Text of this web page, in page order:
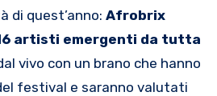
di quest’anno: Afrobrix
artisti emergenti da tutta
vivo con un brano che hanno
festival e saranno valutati